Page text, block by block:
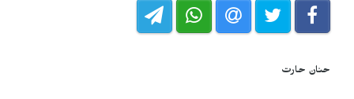
حنان حارت